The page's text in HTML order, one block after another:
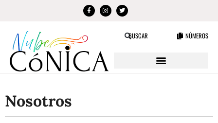
BUSCAR NÚMEROS
Nosotros